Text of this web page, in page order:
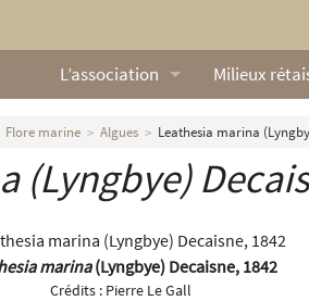
L’association
Qui sommes nous ?
Nos missions
Le Conseil d’Administration
Milieux
Lexique
Galerie
Milieux
Flore marine Algues Leathesia marina
(Lyngbye)
marina(Lyngbye) Decaisne, 1842
Crédits : Pierre Le Gall